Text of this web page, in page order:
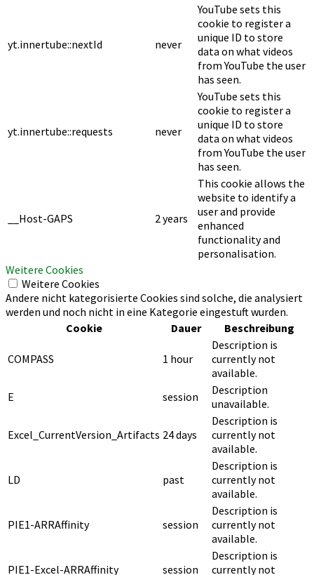
yt.innertube::nextId never
YouTube sets this
cookie to register a
unique ID to store
data on what videos
from YouTube the user
has seen.
yt.innertube::requests never
YouTube sets this
cookie to register a
unique ID to store
data on what videos
from YouTube the user
has seen.
__Host-GAPS 2 years
This cookie allows the
website to identify a
user and provide
enhanced
functionality and
personalisation.
Weitere Cookies
Weitere Cookies
Andere nicht kategorisierte Cookies sind solche, die analysiert
werden und noch nicht in eine Kategorie eingestuft wurden.
Cookie
Dauer Beschreibung
COMPASS 1 hour
Description is
currently not
available.
E
session
Description
unavailable.
Excel_CurrentVersion_Artifacts 24 days
Description is
currently not
available.
LD past
Description is
currently not
available.
PIE1-ARRAffinity session
Description is
currently not
available.
PIE1-Excel-ARRAffinity session
Description is
currently not